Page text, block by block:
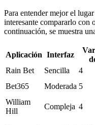
Para entender mejor el
interesante compararlo con
continuación, se muestra
Aplicación Interfaz
Rain Bet
Sencilla 4
Bet365
Moderada 5
William
Hill
Compleja 4